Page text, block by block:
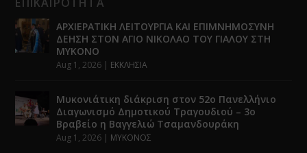
ΑΡΧΙΕΡΑΤΙΚΗ ΛΕΙΤΟΥΡΓΙΑ ΚΑΙ ΕΠΙΜΝΗΜΟΣΥΝΗ
ΔΕΗΣΗ ΣΤΟΝ ΑΓΙΟ ΝΙΚΟΛΑΟ ΤΟΥ ΓΙΑΛΟΥ ΣΤΗ
ΜΥΚΟΝΟ
Aug 1, 2026 | ΕΚΚΛΗΣΙΑ
Μυκονιάτικη διάκριση στον 52ο Πανελλήνιο
Διαγωνισμό Δημοτικού Τραγουδιού – 3ο
Βραβείο η Βαγγελιώ Τσαμανδουράκη
Aug 1, 2026 | ΜΥΚΟΝΟΣ